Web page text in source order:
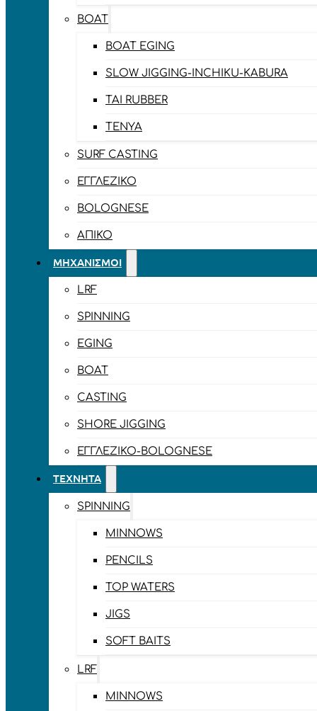
BOAT
BOAT EGING
SLOW JIGGING-INCHIKU-KABURA
TAI RUBBER
TENYA
SURF CASTING
ΕΓΓΛΈΖΙΚΟ
BOLOGNESE
ΑΠΊΚΟ
ΜΗΧΑΝΙΣΜΟΊ
LRF
SPINNING
EGING
BOAT
CASTING
SHORE JIGGING
ΕΓΓΛΈΖΙΚΟ-BOLOGNESE
ΤΕΧΝΗΤΆ
SPINNING
MINNOWS
PENCILS
TOP WATERS
JIGS
SOFT BAITS
LRF
MINNOWS